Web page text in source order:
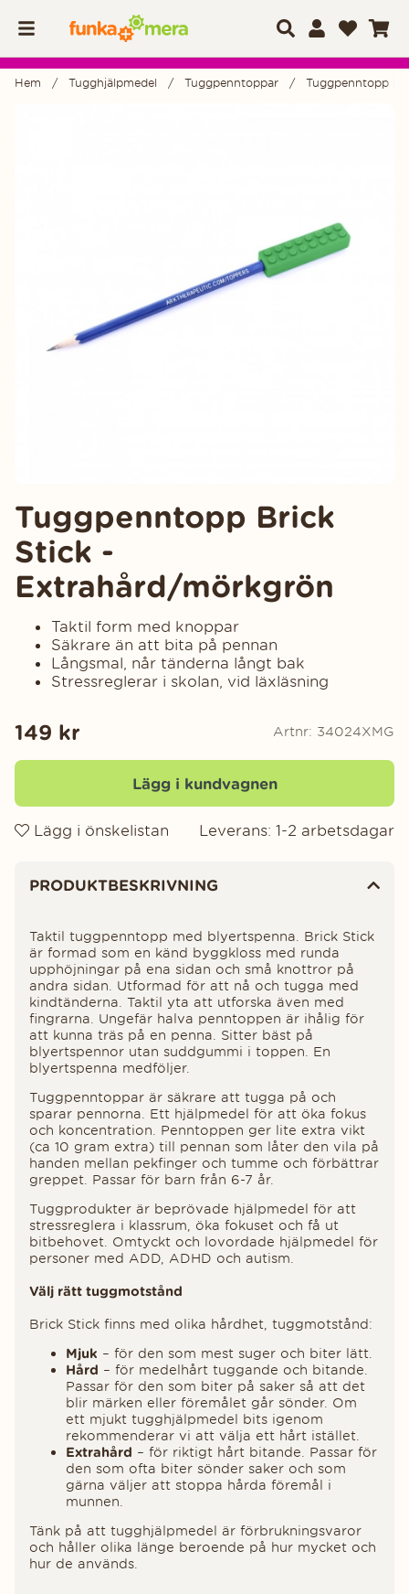
Hem Tugghjälpmedel Tuggpenntoppar Tuggpenntopp
Tuggpenntopp Brick
Stick -
Extrahård/mörkgrön
Taktil form med knoppar
Säkrare än att bita på pennan
Långsmal, når tänderna långt bak
Stressreglerar i skolan, vid läxläsning
149 kr Artnr: 34024XMG
Lägg i kundvagnen
Lägg i önskelistan Leverans: 1-2 arbetsdagar
PRODUKTBESKRIVNING
Taktil tuggpenntopp med blyertspenna. Brick Stick
är formad som en känd byggkloss med runda
upphöjningar på ena sidan och små knottror på
andra sidan. Utformad för att nå och tugga med
kindtänderna. Taktil yta att utforska även med
fingrarna. Ungefär halva penntoppen är ihålig för
att kunna träs på en penna. Sitter bäst på
blyertspennor utan suddgummi i toppen. En
blyertspenna medföljer.
Tuggpenntoppar är säkrare att tugga på och
sparar pennorna. Ett hjälpmedel för att öka fokus
och koncentration. Penntoppen ger lite extra vikt
(ca 10 gram extra) till pennan som låter den vila på
handen mellan pekfinger och tumme och förbättrar
greppet. Passar för barn från 6-7 år.
Tuggprodukter är beprövade hjälpmedel för att
stressreglera i klassrum, öka fokuset och få ut
bitbehovet. Omtyckt och lovordade hjälpmedel för
personer med ADD, ADHD och autism.
Välj rätt tuggmotstånd
Brick Stick finns med olika hårdhet, tuggmotstånd:
Mjuk – för den som mest suger och biter lätt.
Hård – för medelhårt tuggande och bitande.
Passar för den som biter på saker så att det
blir märken eller föremålet går sönder. Om
ett mjukt tugghjälpmedel bits igenom
rekommenderar vi att välja ett hårt istället.
Extrahård – för riktigt hårt bitande. Passar för
den som ofta biter sönder saker och som
gärna väljer att stoppa hårda föremål i
munnen.
Tänk på att tugghjälpmedel är förbrukningsvaror
och håller olika länge beroende på hur mycket och
hur de används.